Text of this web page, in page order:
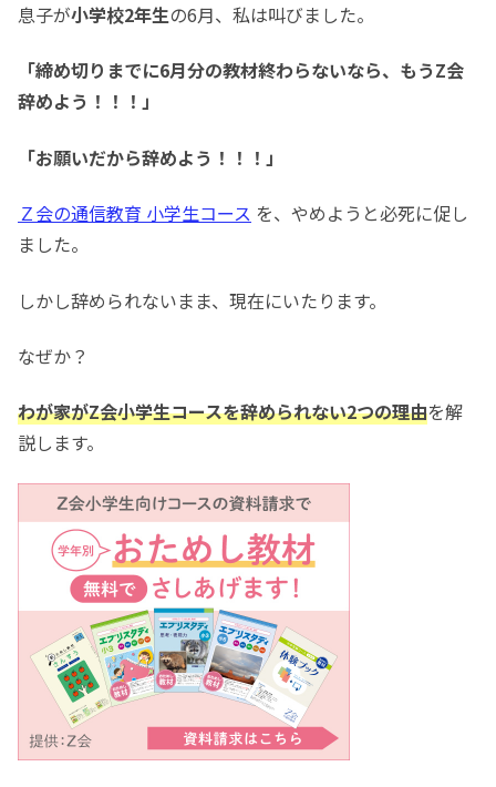
息子が小学校2年生の6月、私は叫びました。
「締め切りまでに6月分の教材終わらないなら、もうZ会
辞めよう！！！」
「お願いだから辞めよう！！！」
Ｚ会の通信教育 小学生コース を、やめようと必死に促し
ました。
しかし辞められないまま、現在にいたります。
なぜか？
わが家がZ会小学生コースを辞められない2つの理由を解
説します。